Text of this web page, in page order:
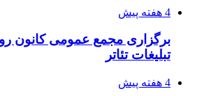
4 هفته پیش
برگزاری مجمع عمومی کانون
تبلیغات تئاتر
4 هفته پیش